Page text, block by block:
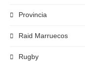
Provincia
Raid Marruecos
Rugby